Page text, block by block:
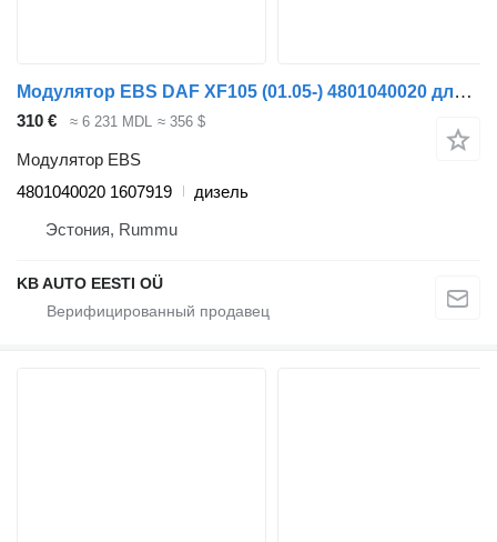
Модулятор EBS DAF XF105 (01.05-) 4801040020 для грузовика DAF XF95, XF105 (2001-2014)
310 € ≈ 6 231 MDL ≈ 356 $
Модулятор EBS
4801040020 1607919
дизель
Эстония, Rummu
KB AUTO EESTI OÜ